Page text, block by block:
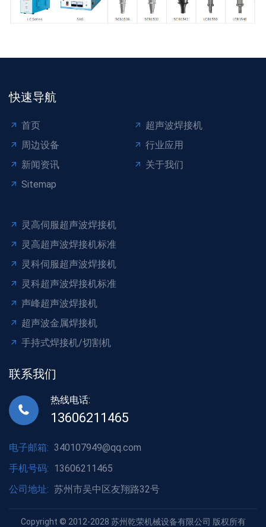
快速导航
首页
超声波焊接机
周边设备
行业应用
新闻资讯
关于我们
Sitemap
灵高伺服超声波焊接机
灵高超声波焊接机标准
灵科伺服超声波焊接机
灵科超声波焊接机标准
声峰超声波焊接机
超声波金属焊接机
手持式焊接机/切割机
联系我们
热线电话:
13606211465
电子邮箱: 340107949@qq.com
手机号码: 13606211465
公司地址: 苏州市吴中区友翔路32号
Copyright © 2012-2028 苏州乾荣机械设备有限公司 版权所有